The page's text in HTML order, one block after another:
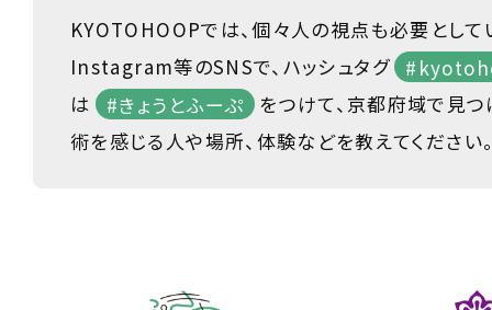
KYOTOHOOPでは、個々人の視点も必要として
Instagram等のSNSで、ハッシュタグ
は
#きょうとふーぷ
をつけて、京都府域で見
術を感じる人や場所、体験などを教えてください